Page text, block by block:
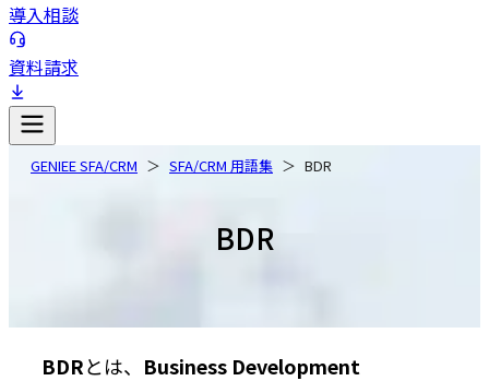
導入相談
資料請求
GENIEE SFA/CRM SFA/CRM 用語集 BDR
BDR
BDRとは、 Business Development